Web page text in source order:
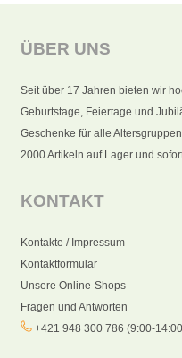
ÜBER UNS
Seit über 17 Jahren bieten wir
Geburtstage, Feiertage und
Geschenke für alle
2000 Artikeln auf Lager und
KONTAKT
Kontakte / Impressum
Kontaktformular
Unsere Online-Shops
Fragen und Antworten
+421 948 300 786 (9:00-